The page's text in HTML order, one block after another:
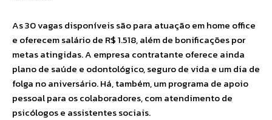
As 30 vagas disponíveis são para atuação em home office
e oferecem salário de R$ 1.518, além de bonificações por
metas atingidas. A empresa contratante oferece ainda
plano de saúde e odontológico, seguro de vida e um dia de
folga no aniversário. Há, também, um programa de apoio
pessoal para os colaboradores, com atendimento de
psicólogos e assistentes sociais.